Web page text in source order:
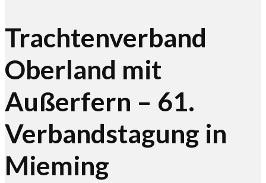
Trachtenverband
Oberland mit
Außerfern – 61.
Verbandstagung in
Mieming